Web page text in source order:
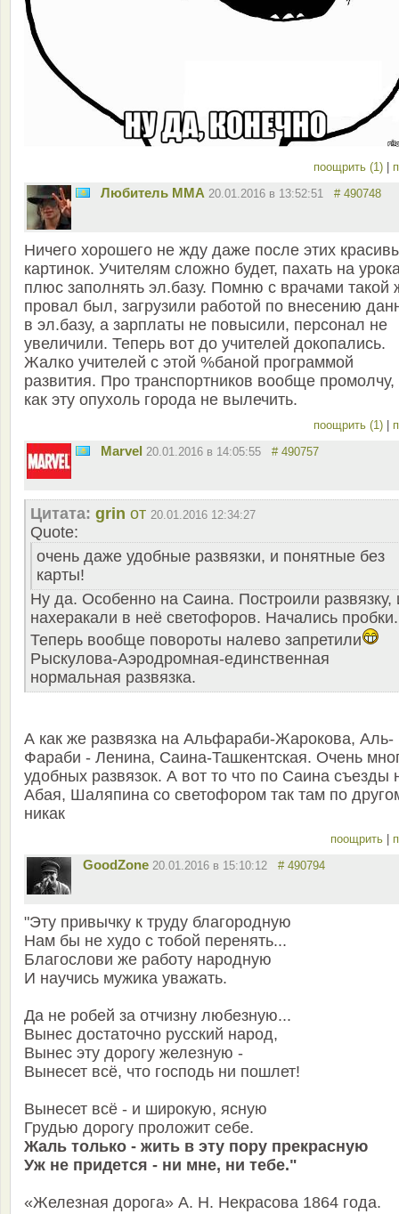
поощрить (1)
Любитель ММА 20.01.2016 в 13:52:51 # 490748
Ничего хорошего не жду даже после этих
картинок. Учителям сложно будет, пахать на
плюс заполнять эл.базу. Помню с врачами такой
провал был, загрузили работой по внесению
в эл.базу, а зарплаты не повысили, персонал не
увеличили. Теперь вот до учителей докопались.
Жалко учителей с этой %баной программой
развития. Про транспортников вообще промолчу,
как эту опухоль города не вылечить.
поощрить (1)
Marvel 20.01.2016 в 14:05:55 # 490757
Цитата: grin от 20.01.2016 12:34:27
Quote:
очень даже удобные развязки, и понятные без
карты!
Ну да. Особенно на Саина. Построили развязку,
нахеракали в неё светофоров. Начались пробки.
Теперь вообще повороты налево запретили
Рыскулова-Аэродромная-единственная
нормальная развязка.
А как же развязка на Альфараби-Жарокова, Аль-
Фараби - Ленина, Саина-Ташкентская. Очень
удобных развязок. А вот то что по Саина съезды
Абая, Шаляпина со светофором так там по
никак
поощрить
GoodZone 20.01.2016 в 15:10:12 # 490794
"Эту привычку к труду благородную
Нам бы не худо с тобой перенять...
Благослови же работу народную
И научись мужика уважать.
Да не робей за отчизну любезную...
Вынес достаточно русский народ,
Вынес эту дорогу железную -
Вынесет всё, что господь ни пошлет!
Вынесет всё - и широкую, ясную
Грудью дорогу проложит себе.
Жаль только - жить в эту пору прекрасную
Уж не придется - ни мне, ни тебе."
«Железная дорога» А. Н. Некрасова 1864 года.